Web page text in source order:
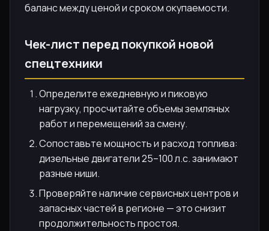
баланс между ценой и сроком окупаемости.
Чек-лист перед покупкой новой
спецтехники
Определите ежедневную и пиковую
нагрузку, просчитайте объемы земляных
работ и перемещений за смену.
Сопоставьте мощность и расход топлива:
дизельные двигатели 25–100 л.с. занимают
разные ниши.
Проверяйте наличие сервисных центров и
запасных частей в регионе — это снизит
продолжительность простоя.